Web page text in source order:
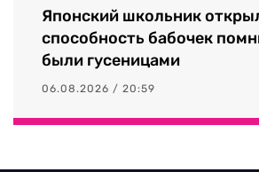
Японский школьник
способность бабочек
были гусеницами
06.08.2026 / 20:59